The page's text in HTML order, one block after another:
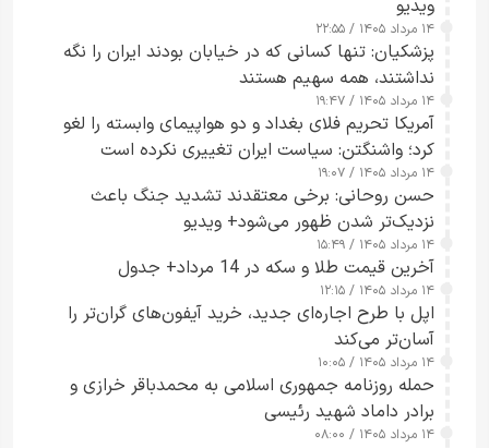
ویدیو
۱۴ مرداد ۱۴۰۵ / ۲۲:۵۵
پزشکیان: تنها کسانی که در خیابان بودند ایران را نگه
نداشتند، همه سهیم هستند
۱۴ مرداد ۱۴۰۵ / ۱۹:۴۷
آمریکا تحریم فلای بغداد و دو هواپیمای وابسته را لغو
کرد؛ واشنگتن: سیاست ایران تغییری نکرده است
۱۴ مرداد ۱۴۰۵ / ۱۹:۰۷
حسن روحانی: برخی معتقدند تشدید جنگ باعث
نزدیک‌تر شدن ظهور می‌شود+ ویدیو
۱۴ مرداد ۱۴۰۵ / ۱۵:۴۹
آخرین قیمت طلا و سکه در 14 مرداد+ جدول
۱۴ مرداد ۱۴۰۵ / ۱۲:۱۵
اپل با طرح اجاره‌ای جدید، خرید آیفون‌های گران‌تر را
آسان‌تر می‌کند
۱۴ مرداد ۱۴۰۵ / ۱۰:۰۵
حمله روزنامه جمهوری اسلامی به محمدباقر خرازی و
برادر داماد شهید رئیسی
۱۴ مرداد ۱۴۰۵ / ۰۸:۰۰